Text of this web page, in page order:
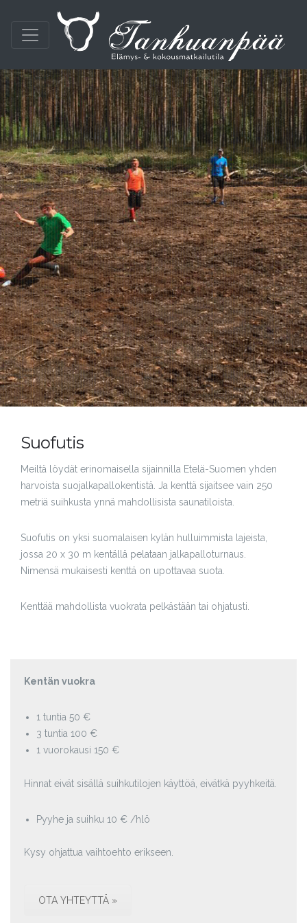
Suofutis
Meiltä löydät erinomaisella sijainnilla Etelä-Suomen yhden
harvoista suojalkapallokentistä. Ja kenttä sijaitsee vain 250
metriä suihkusta ynnä mahdollisista saunatiloista.
Suofutis on yksi suomalaisen kylän hulluimmista lajeista,
jossa 20 x 30 m kentällä pelataan jalkapalloturnaus.
Nimensä mukaisesti kenttä on upottavaa suota.
Kenttää mahdollista vuokrata pelkästään tai ohjatusti.
Kentän vuokra
1 tuntia 50 €
3 tuntia 100 €
1 vuorokausi 150 €
Hinnat eivät sisällä suihkutilojen käyttöä, eivätkä pyyhkeitä.
Pyyhe ja suihku 10 € /hlö
Kysy ohjattua vaihtoehto erikseen.
OTA YHTEYTTÄ »